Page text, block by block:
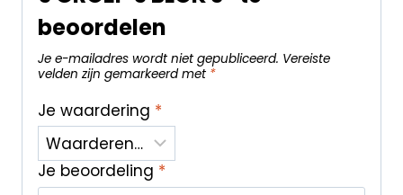
beoordelen
Je e-mailadres wordt niet gepubliceerd. Vereiste
velden zijn gemarkeerd met *
Je waardering *
Je beoordeling *